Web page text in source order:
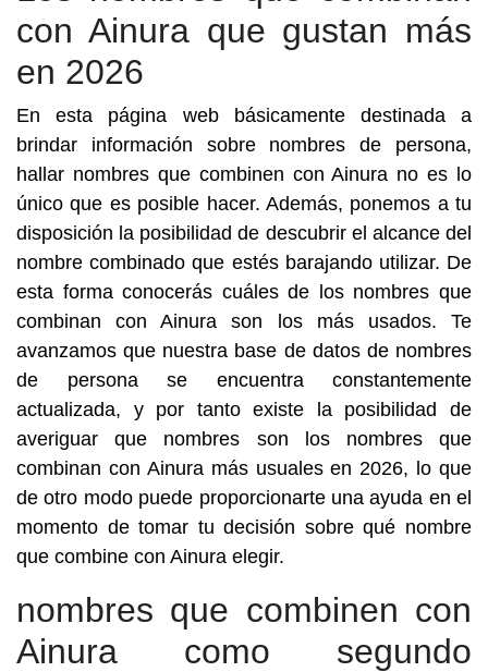
con Ainura que gustan más
en 2026
En esta página web básicamente destinada a
brindar información sobre nombres de persona,
hallar nombres que combinen con Ainura no es lo
único que es posible hacer. Además, ponemos a tu
disposición la posibilidad de descubrir el alcance del
nombre combinado que estés barajando utilizar. De
esta forma conocerás cuáles de los nombres que
combinan con Ainura son los más usados. Te
avanzamos que nuestra base de datos de nombres
de persona se encuentra constantemente
actualizada, y por tanto existe la posibilidad de
averiguar que nombres son los nombres que
combinan con Ainura más usuales en 2026, lo que
de otro modo puede proporcionarte una ayuda en el
momento de tomar tu decisión sobre qué nombre
que combine con Ainura elegir.
nombres que combinen con
Ainura como segundo